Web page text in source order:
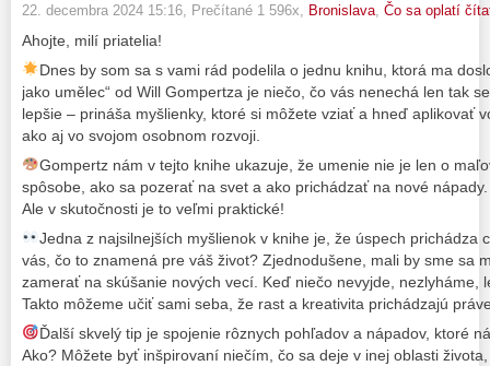
22. decembra 2024 15:16 , Prečítané 1 596x, Bronislava Čo sa oplatí
Ahojte, milí priatelia!
Dnes by som sa s vami rád podelila o jednu knihu, ktorá ma
jako umělec“ od Will Gompertza je niečo, čo vás nenechá len tak
lepšie – prináša myšlienky, ktoré si môžete vziať a hneď aplikovať
ako aj vo svojom osobnom rozvoji.
Gompertz nám v tejto knihe ukazuje, že umenie nie je len o
spôsobe, ako sa pozerať na svet a ako prichádzať na nové
Ale v skutočnosti je to veľmi praktické!
Jedna z najsilnejších myšlienok v knihe je, že úspech prichádza
vás, čo to znamená pre váš život? Zjednodušene, mali by sme sa
zamerať na skúšanie nových vecí. Keď niečo nevyjde, nezlyháme,
Takto môžeme učiť sami seba, že rast a kreativita prichádzajú
Ďalší skvelý tip je spojenie rôznych pohľadov a nápadov, ktoré
Ako? Môžete byť inšpirovaní niečím, čo sa deje v inej oblasti